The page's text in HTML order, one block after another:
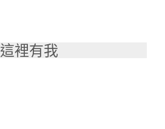
這裡有我